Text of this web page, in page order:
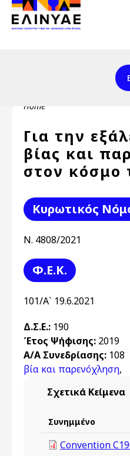
Skip to main content
Header Top 2
Header Top
Breadcrumb
Home
Για την
βίας και
στον κόσμο
Κυρωτικός
Ν. 4808/2021
Φ.Ε.Κ.
101/Α` 19.6.2021
Δ.Σ.Ε.: 190
Έτος Ψήφισης: 2019
Α/Α Συνεδρίασης: 108
βία και παρενόχληση,
Σχετικά Κείμενα
Συνημμένο
Convention